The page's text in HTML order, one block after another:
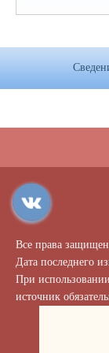
только в
На сайте
различным
Все права
Дата последнего
При
источник